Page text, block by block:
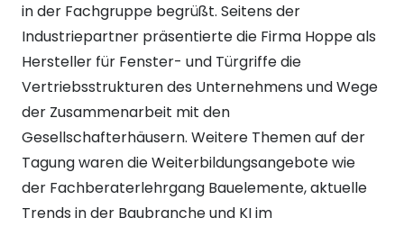
in der Fachgruppe begrüßt. Seitens der
Industriepartner präsentierte die Firma Hoppe als
Hersteller für Fenster- und Türgriffe die
Vertriebsstrukturen des Unternehmens und Wege
der Zusammenarbeit mit den
Gesellschafterhäusern. Weitere Themen auf der
Tagung waren die Weiterbildungsangebote wie
der Fachberaterlehrgang Bauelemente, aktuelle
Trends in der Baubranche und KI im